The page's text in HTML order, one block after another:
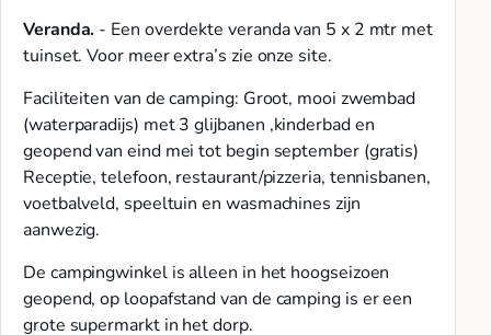
Veranda. - Een overdekte veranda van 5 x 2 mtr met
tuinset. Voor meer extra’s zie onze site.
Faciliteiten van de camping: Groot, mooi zwembad
(waterparadijs) met 3 glijbanen ,kinderbad en
geopend van eind mei tot begin september (gratis)
Receptie, telefoon, restaurant/pizzeria, tennisbanen,
voetbalveld, speeltuin en wasmachines zijn
aanwezig.
De campingwinkel is alleen in het hoogseizoen
geopend, op loopafstand van de camping is er een
grote supermarkt in het dorp.